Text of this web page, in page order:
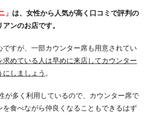
」 は、女性から人気が高く口コミで評判の
ンのお店です。
ですが、一部カウンター席も用意されてい
求めている人は早めに来店してカウンター
にしましょう 。
が多く利用しているので、カウンター席で
を食べながら仲良くなることもできるはず